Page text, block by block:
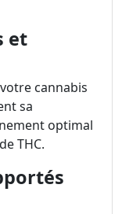
et
cannabis
sa
optimal
THC.